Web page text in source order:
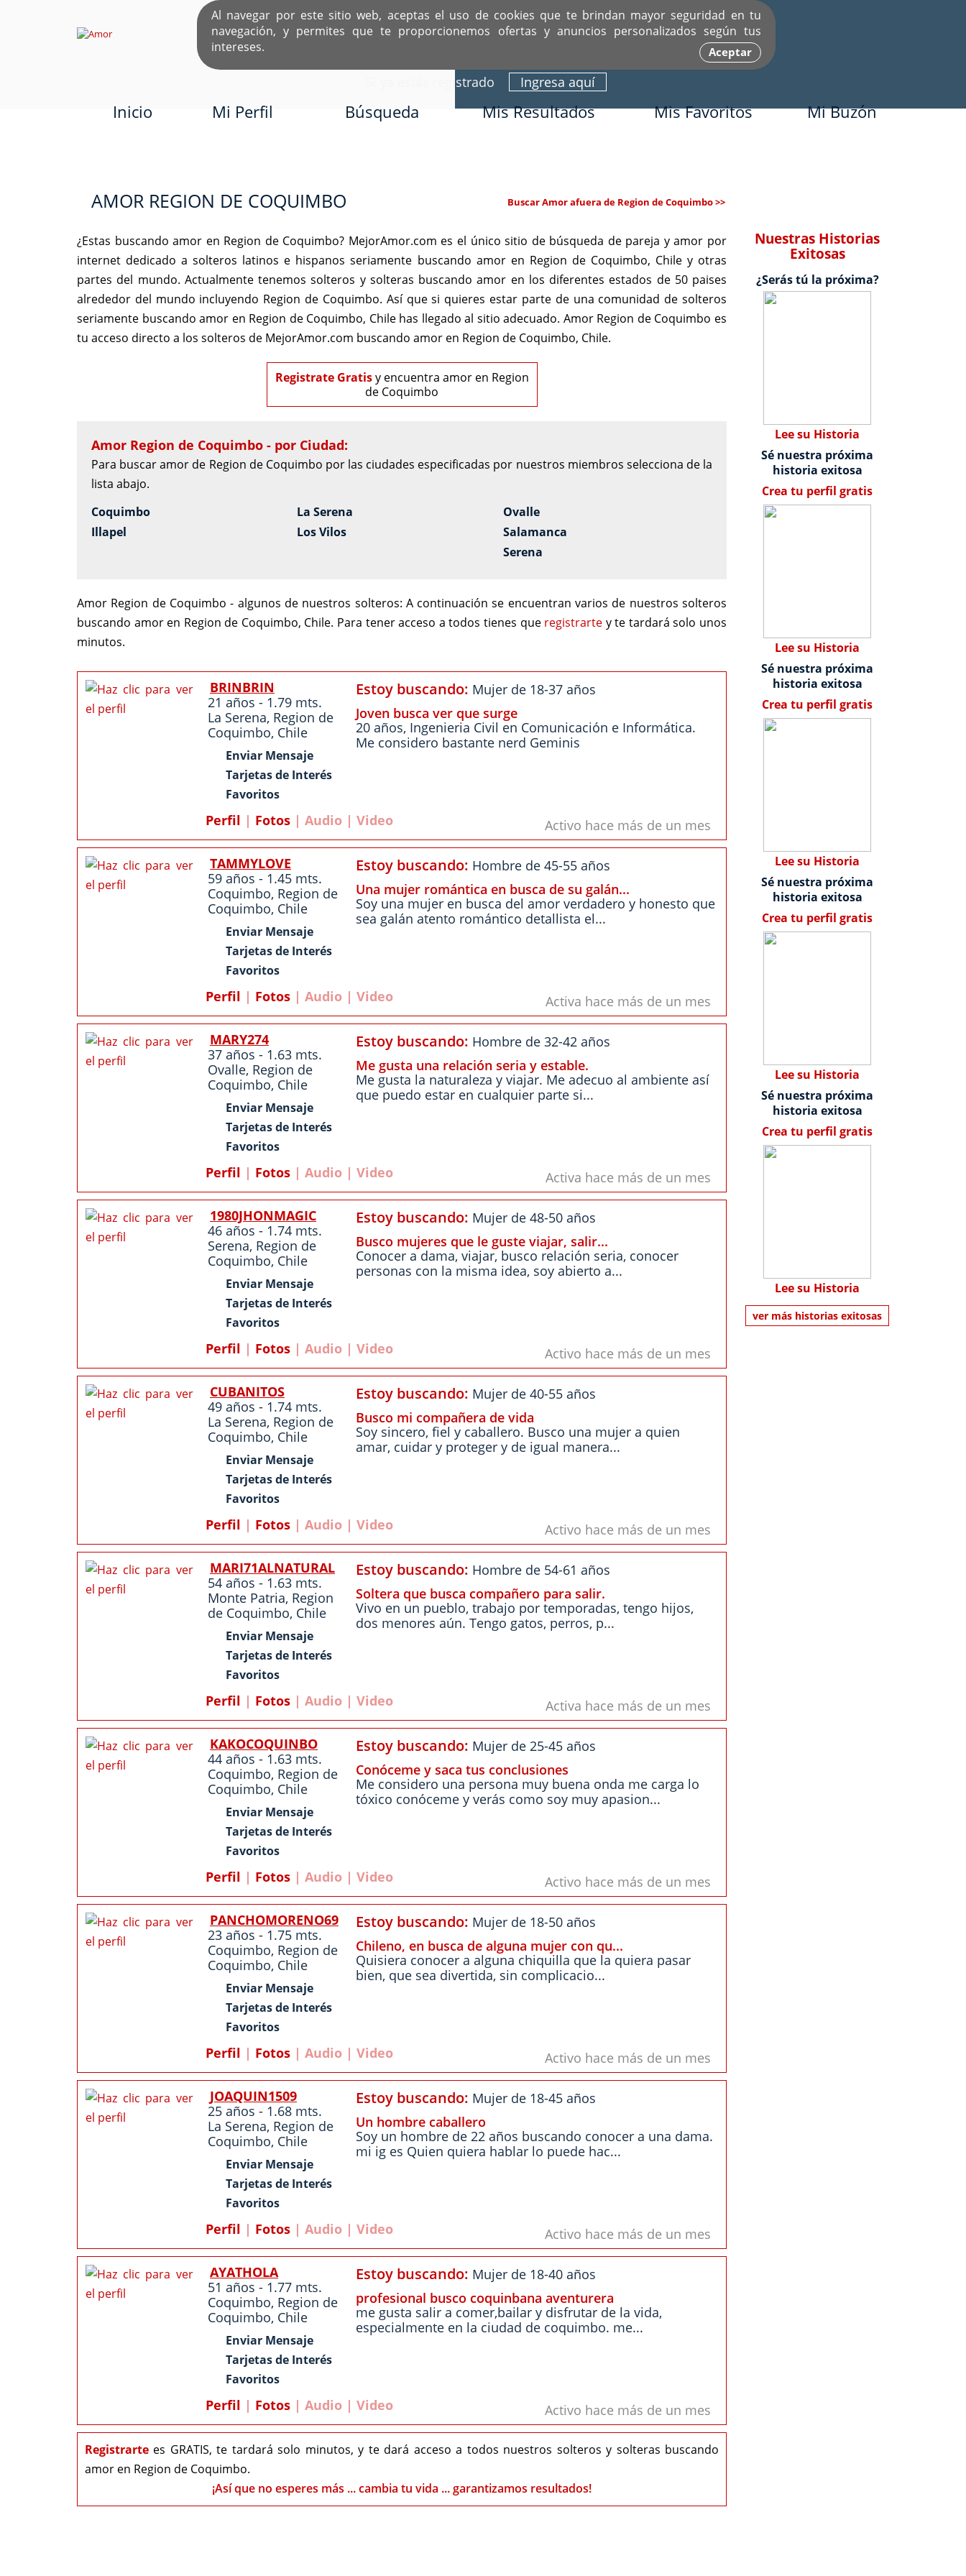
Al navegar por este sitio web, aceptas el uso de cookies que te brindan mayor seguridad en tu
navegación, y permites que te proporcionemos ofertas y anuncios personalizados según tus
intereses.
Aceptar
EL ÚNICO SITIO DEDICADO A SOLTEROS HISPANOS COMO TÚ
Ingresa aquí
Sí ya estás registrado
Inicio Mi Perfil Búsqueda Mis Resultados Mis Favoritos Mi Buzón
AMOR REGION DE COQUIMBO Buscar Amor afuera de Region de Coquimbo >>
¿Estas buscando amor en Region de Coquimbo? MejorAmor.com es el único sitio de búsqueda de pareja y amor por
internet dedicado a solteros latinos e hispanos seriamente buscando amor en Region de Coquimbo, Chile y otras
partes del mundo. Actualmente tenemos solteros y solteras buscando amor en los diferentes estados de 50 paises
alrededor del mundo incluyendo Region de Coquimbo. Así que si quieres estar parte de una comunidad de solteros
seriamente buscando amor en Region de Coquimbo, Chile has llegado al sitio adecuado. Amor Region de Coquimbo es
tu acceso directo a los solteros de MejorAmor.com buscando amor en Region de Coquimbo, Chile.
Registrate Gratisy encuentra amor en Region
de Coquimbo
Amor Region de Coquimbo - por Ciudad:
Para buscar amor de Region de Coquimbo por las ciudades especificadas por nuestros miembros selecciona de la
lista abajo.
Coquimbo
Illapel
La Serena
Los Vilos
Ovalle
Salamanca
Serena
Amor Region de Coquimbo - algunos de nuestros solteros: A continuación se encuentran varios de nuestros solteros
buscando amor en Region de Coquimbo, Chile. Para tener acceso a todos tienes que registrarte y te tardará solo unos
minutos.
BRINBRIN
21 años - 1.79 mts.
La Serena, Region de
Coquimbo, Chile
Enviar Mensaje
Tarjetas de Interés
Favoritos
Estoy buscando: Mujer de 18-37 años
Joven busca ver que surge
20 años, Ingenieria Civil en Comunicación e Informática.
Me considero bastante nerd Geminis
Perfil | Fotos | Audio | Video Activo hace más de un mes
TAMMYLOVE
59 años - 1.45 mts.
Coquimbo, Region de
Coquimbo, Chile
Enviar Mensaje
Tarjetas de Interés
Favoritos
Estoy buscando: Hombre de 45-55 años
Una mujer romántica en busca de su galán...
Soy una mujer en busca del amor verdadero y honesto que
sea galán atento romántico detallista el...
Perfil | Fotos | Audio | Video Activa hace más de un mes
MARY274
37 años - 1.63 mts.
Ovalle, Region de
Coquimbo, Chile
Enviar Mensaje
Tarjetas de Interés
Favoritos
Estoy buscando: Hombre de 32-42 años
Me gusta una relación seria y estable.
Me gusta la naturaleza y viajar. Me adecuo al ambiente así
que puedo estar en cualquier parte si...
Perfil | Fotos | Audio | Video Activa hace más de un mes
1980JHONMAGIC
46 años - 1.74 mts.
Serena, Region de
Coquimbo, Chile
Enviar Mensaje
Tarjetas de Interés
Favoritos
Estoy buscando: Mujer de 48-50 años
Busco mujeres que le guste viajar, salir...
Conocer a dama, viajar, busco relación seria, conocer
personas con la misma idea, soy abierto a...
Perfil | Fotos | Audio | Video Activo hace más de un mes
CUBANITOS
49 años - 1.74 mts.
La Serena, Region de
Coquimbo, Chile
Enviar Mensaje
Tarjetas de Interés
Favoritos
Estoy buscando: Mujer de 40-55 años
Busco mi compañera de vida
Soy sincero, fiel y caballero. Busco una mujer a quien
amar, cuidar y proteger y de igual manera...
Perfil | Fotos | Audio | Video Activo hace más de un mes
MARI71ALNATURAL
54 años - 1.63 mts.
Monte Patria, Region
de Coquimbo, Chile
Enviar Mensaje
Tarjetas de Interés
Favoritos
Estoy buscando: Hombre de 54-61 años
Soltera que busca compañero para salir.
Vivo en un pueblo, trabajo por temporadas, tengo hijos,
dos menores aún. Tengo gatos, perros, p...
Perfil | Fotos | Audio | Video Activa hace más de un mes
KAKOCOQUINBO
44 años - 1.63 mts.
Coquimbo, Region de
Coquimbo, Chile
Enviar Mensaje
Tarjetas de Interés
Favoritos
Estoy buscando: Mujer de 25-45 años
Conóceme y saca tus conclusiones
Me considero una persona muy buena onda me carga lo
tóxico conóceme y verás como soy muy apasion...
Perfil | Fotos | Audio | Video Activo hace más de un mes
PANCHOMORENO69
23 años - 1.75 mts.
Coquimbo, Region de
Coquimbo, Chile
Enviar Mensaje
Tarjetas de Interés
Favoritos
Estoy buscando: Mujer de 18-50 años
Chileno, en busca de alguna mujer con qu...
Quisiera conocer a alguna chiquilla que la quiera pasar
bien, que sea divertida, sin complicacio...
Perfil | Fotos | Audio | Video Activo hace más de un mes
JOAQUIN1509
25 años - 1.68 mts.
La Serena, Region de
Coquimbo, Chile
Enviar Mensaje
Tarjetas de Interés
Favoritos
Estoy buscando: Mujer de 18-45 años
Un hombre caballero
Soy un hombre de 22 años buscando conocer a una dama.
mi ig es Quien quiera hablar lo puede hac...
Perfil | Fotos | Audio | Video Activo hace más de un mes
AYATHOLA
51 años - 1.77 mts.
Coquimbo, Region de
Coquimbo, Chile
Enviar Mensaje
Tarjetas de Interés
Favoritos
Estoy buscando: Mujer de 18-40 años
profesional busco coquinbana aventurera
me gusta salir a comer,bailar y disfrutar de la vida,
especialmente en la ciudad de coquimbo. me...
Perfil | Fotos | Audio | Video Activo hace más de un mes
Registrarte es GRATIS, te tardará solo minutos, y te dará acceso a todos nuestros solteros y solteras buscando
amor en Region de Coquimbo.
¡Así que no esperes más ... cambia tu vida ... garantizamos resultados!
Nuestras Historias
Exitosas
¿Serás tú la próxima?
Lee su Historia
Sé nuestra próxima
historia exitosa
Crea tu perfil gratis
Lee su Historia
Sé nuestra próxima
historia exitosa
Crea tu perfil gratis
Lee su Historia
Sé nuestra próxima
historia exitosa
Crea tu perfil gratis
Lee su Historia
Sé nuestra próxima
historia exitosa
Crea tu perfil gratis
Lee su Historia
ver más historias exitosas